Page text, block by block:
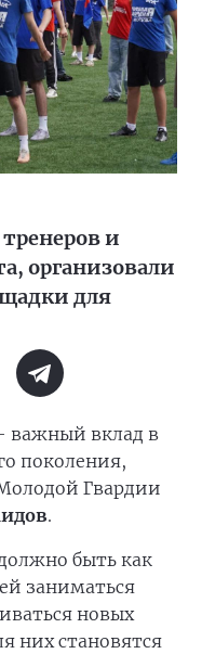
и
организовали
для
важный вклад в
поколения,
Гвардии
.
быть как
заниматься
новых
них становятся